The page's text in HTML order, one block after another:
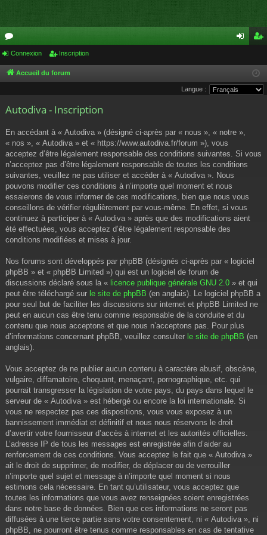
or
u
s
cri
pti
Connexion Inscription
Accueil du forum
Langue :
Autodiva - Inscription
En accédant à « Autodiva » (désigné ci-après par « nous », « notre »,
« nos », « Autodiva » et « https://www.autodiva.fr/forum »), vous
acceptez d’être légalement responsable des conditions suivantes. Si vous
n’acceptez pas d’être légalement responsable de toutes les conditions
suivantes, veuillez ne pas utiliser et accéder à « Autodiva ». Nous
pouvons modifier ces conditions à n’importe quel moment et nous
essaierons de vous informer de ces modifications, bien que nous vous
conseillons de vérifier régulièrement par vous-même. En effet, si vous
continuez à participer à « Autodiva » après que des modifications aient
été effectuées, vous acceptez d’être légalement responsable des
conditions modifiées et mises à jour.
Nos forums sont développés par phpBB (désignés ci-après par « logiciel
phpBB » et « phpBB Limited ») qui est un logiciel de forum de
discussions déclaré sous la « licence publique générale GNU 2.0 » et qui
peut être téléchargé sur le site de phpBB (en anglais). Le logiciel phpBB a
pour seul but de faciliter les discussions sur internet et phpBB Limited ne
peut en aucun cas être tenu comme responsable de la conduite et du
contenu que nous acceptons et que nous n’acceptons pas. Pour plus
d’informations concernant phpBB, veuillez consulter le site de phpBB (en
anglais).
Vous acceptez de ne publier aucun contenu à caractère abusif, obscène,
vulgaire, diffamatoire, choquant, menaçant, pornographique, etc. qui
pourrait transgresser la législation de votre pays, du pays dans lequel le
serveur de « Autodiva » est hébergé ou encore la loi internationale. Si
vous ne respectez pas ces dispositions, vous vous exposez à un
bannissement immédiat et définitif et nous nous réservons le droit
d’avertir votre fournisseur d’accès à internet et les autorités officielles.
L’adresse IP de tous les messages est enregistrée afin d’aider au
renforcement de ces conditions. Vous acceptez le fait que « Autodiva »
ait le droit de supprimer, de modifier, de déplacer ou de verrouiller
n’importe quel sujet et message à n’importe quel moment si nous
estimons cela nécessaire. En tant qu’utilisateur, vous acceptez que
toutes les informations que vous avez renseignées soient enregistrées
dans notre base de données. Bien que ces informations ne seront pas
diffusées à une tierce partie sans votre consentement, ni « Autodiva », ni
phpBB, ne pourront être tenus comme responsables en cas de tentative